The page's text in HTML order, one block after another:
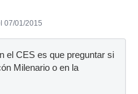
07/01/2015
el CES es que preguntar si
Milenario o en la